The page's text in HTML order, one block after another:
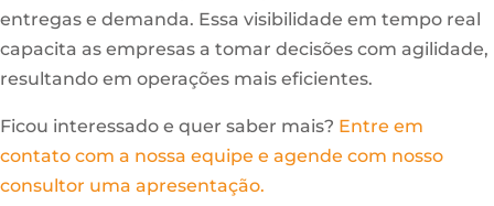
entregas e demanda. Essa visibilidade em tempo real
capacita as empresas a tomar decisões com agilidade,
resultando em operações mais eficientes.
Ficou interessado e quer saber mais? Entre em
contato com a nossa equipe e agende com nosso
consultor uma apresentação.